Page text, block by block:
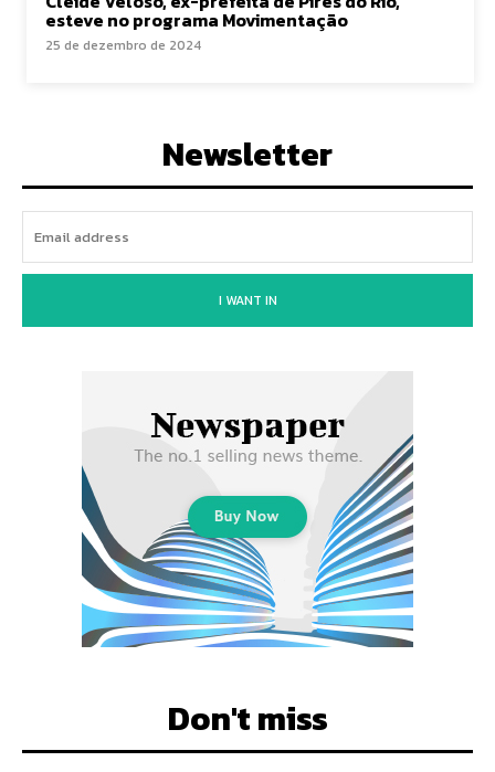
esteve no programa Movimentação
25 de dezembro de 2024
Newsletter
I WANT IN
Don't miss